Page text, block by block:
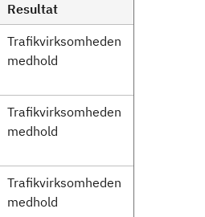
Resultat
Trafikvirksomheden
medhold
Trafikvirksomheden
medhold
Trafikvirksomheden
medhold